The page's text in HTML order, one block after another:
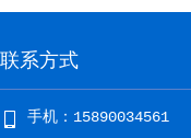
联系方式
手机：15890034561